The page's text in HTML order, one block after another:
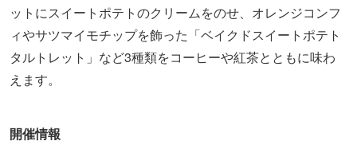
ットにスイートポテトのクリームをのせ、オレンジコンフ
ィやサツマイモチップを飾った「ベイクドスイートポテト
タルトレット」など3種類をコーヒーや紅茶とともに味わ
えます。
開催情報